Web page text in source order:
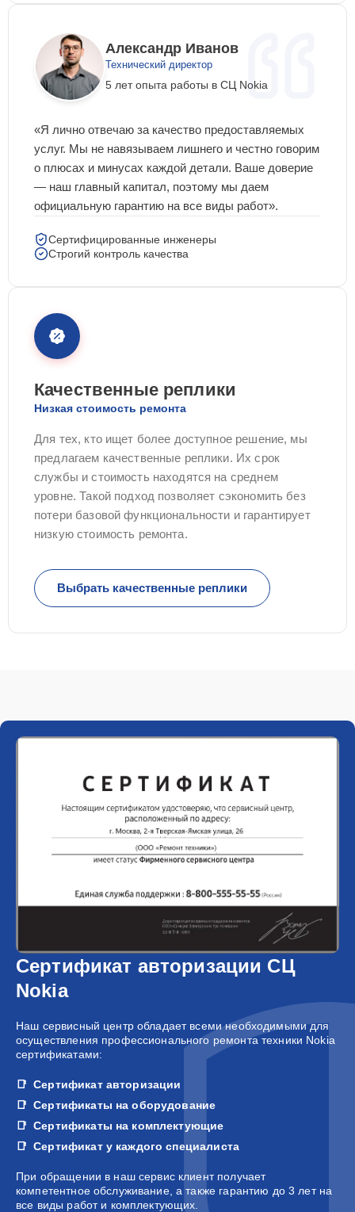
Александр Иванов
Технический директор
5 лет опыта работы в СЦ Nokia
«Я лично отвечаю за качество предоставляемых
услуг. Мы не навязываем лишнего и честно говорим
о плюсах и минусах каждой детали. Ваше доверие
— наш главный капитал, поэтому мы даем
официальную гарантию на все виды работ».
Сертифицированные инженеры
Строгий контроль качества
Качественные реплики
Низкая стоимость ремонта
Для тех, кто ищет более доступное решение, мы
предлагаем качественные реплики. Их срок
службы и стоимость находятся на среднем
уровне. Такой подход позволяет сэкономить без
потери базовой функциональности и гарантирует
низкую стоимость ремонта.
Выбрать качественные реплики
Сертификат авторизации СЦ
Nokia
Наш сервисный центр обладает всеми необходимыми для
осуществления профессионального ремонта техники Nokia
сертификатами:
Сертификат авторизации
Сертификаты на оборудование
Сертификаты на комплектующие
Сертификат у каждого специалиста
При обращении в наш сервис клиент получает
компетентное обслуживание, а также гарантию до 3 лет на
все виды работ и комплектующих.